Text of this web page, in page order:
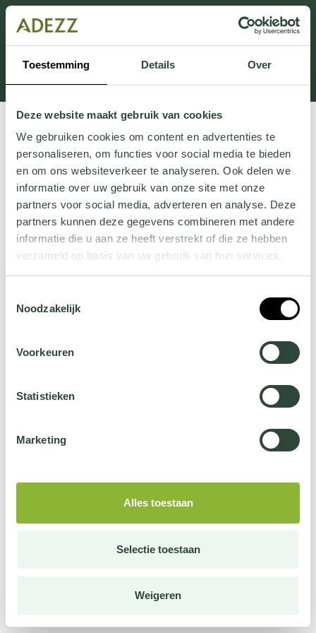
Toestemming Details Over
Deze website maakt gebruik van cookies
We gebruiken cookies om content en advertenties te
personaliseren, om functies voor social media te bieden
en om ons websiteverkeer te analyseren. Ook delen we
informatie over uw gebruik van onze site met onze
partners voor social media, adverteren en analyse. Deze
partners kunnen deze gegevens combineren met andere
informatie die u aan ze heeft verstrekt of die ze hebben
verzameld op basis van uw gebruik van hun services.
jehier.
Noodzakelijk
Voorkeuren
Statistieken
Marketing
Alles toestaan
Selectie toestaan
Weigeren
Dieser Abschnitt wird derzeit gewartet.
Wenn Sie Informationen vermissen, können Sie uns
unter +31 413 395 294 anrufen oder uns unter